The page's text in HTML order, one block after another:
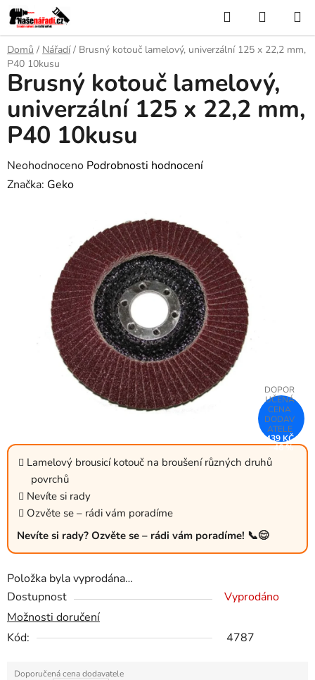
Přejít
na
obsah
Hledat
KOŠÍK
Domů / Nářadí / Brusný kotouč lamelový, univerzální 125 x 22,2 mm,
P40 10kusu
Lamelový brousicí kotouč na broušení různých druhů
povrchů
Nevíte si rady
Ozvěte se – rádi vám poradíme
Nevíte si rady? Ozvěte se – rádi vám poradíme! 📞😊
Položka byla vyprodána…
Dostupnost
Vyprodáno
Možnosti doručení
Kód:
4787
Brusný kotouč lamelový,
univerzální 125 x 22,2 mm,
P40 10kusu
Průměrné
hodnocení
hvězdiček.
Neohodnoceno Podrobnosti hodnocení
Značka: Geko
439 KČ
–46 %